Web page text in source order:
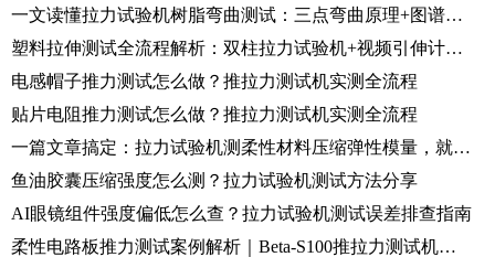
一文读懂拉力试验机树脂弯曲测试：三点弯曲原理+图谱解读+标准全流程
塑料拉伸测试全流程解析：双柱拉力试验机+视频引伸计应用和操作步骤详解
电感帽子推力测试怎么做？推拉力测试机实测全流程
贴片电阻推力测试怎么做？推拉力测试机实测全流程
一篇文章搞定：拉力试验机测柔性材料压缩弹性模量，就这么简单！
鱼油胶囊压缩强度怎么测？拉力试验机测试方法分享
AI眼镜组件强度偏低怎么查？拉力试验机测试误差排查指南
柔性电路板推力测试案例解析｜Beta-S100推拉力测试机操作指南